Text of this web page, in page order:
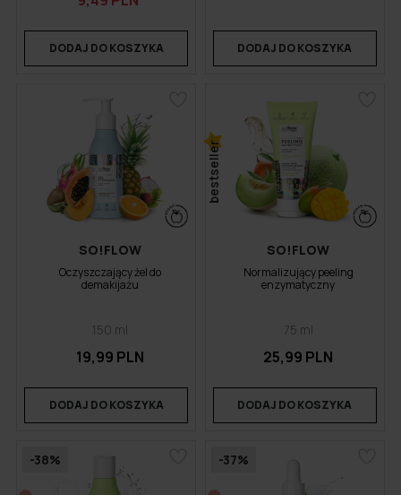
DODAJ DO KOSZYKA DODAJ DO KOSZYKA
SO!FLOW
Oczyszczający żel do
demakijażu
150 ml
19,99 PLN
DODAJ DO KOSZYKA
bestseller
SO!FLOW
Normalizujący peeling
enzymatyczny
75 ml
25,99 PLN
DODAJ DO KOSZYKA
-38% -37%